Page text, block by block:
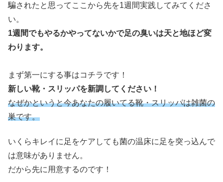
騙されたと思ってここから先を1週間実践してみてくださ
い。
1週間でもやるかやってないかで足の臭いは天と地ほど変
わります。
まず第一にする事はコチラです！
新しい靴・スリッパを新調してください！
なぜかというと今あなたの履いてる靴・スリッパは雑菌の
巣です。
いくらキレイに足をケアしても菌の温床に足を突っ込んで
は意味がありません。
だから先に用意するのです！